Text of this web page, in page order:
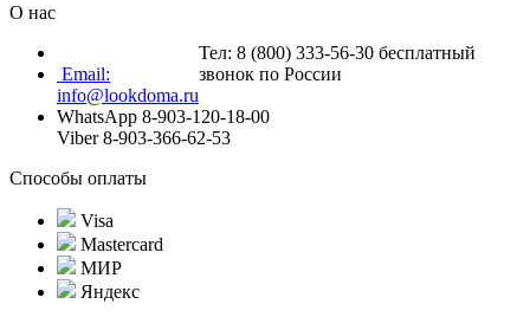
О нас
Тел: 8 (800) 333-56-30 бесплатный
звонок по России
Email:
info@lookdoma.ru
WhatsApp 8-903-120-18-00
Viber 8-903-366-62-53
Способы оплаты
Visa
Mastercard
МИР
Яндекс